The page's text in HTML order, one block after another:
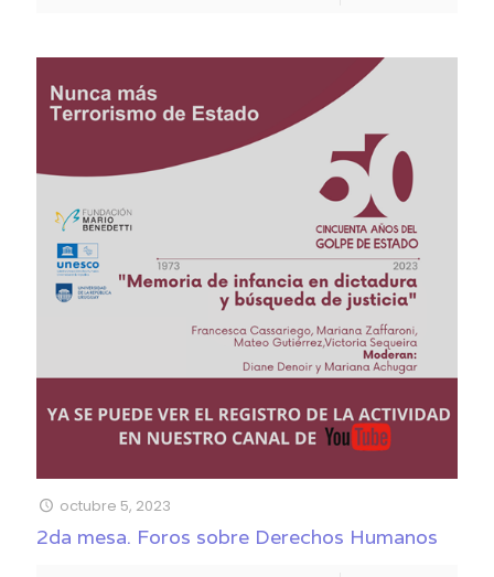
octubre 5, 2023
2da mesa. Foros sobre Derechos Humanos